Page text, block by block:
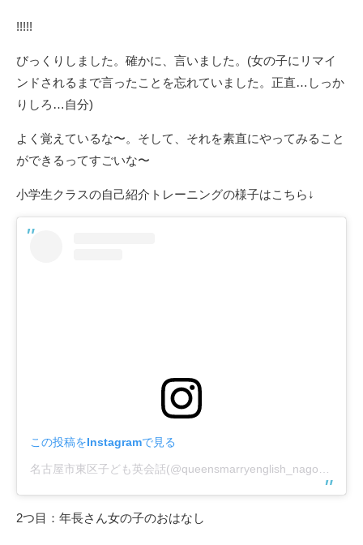
!!!!!
びっくりしました。確かに、言いました。(女の子にリマイ
ンドされるまで言ったことを忘れていました。正直…しっか
りしろ…自分)
よく覚えているな〜。そして、それを素直にやってみること
ができるってすごいな〜
小学生クラスの自己紹介トレーニングの様子はこちら↓
この投稿をInstagramで見る
2つ目：年長さん女の子のおはなし